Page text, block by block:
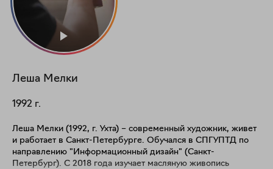
Леша Мелки
1992 г.
Леша Мелки (1992, г. Ухта) – современный художник, живет
и работает в Санкт-Петербурге. Обучался в СПГУПТД по
направлению "Информационный дизайн" (Санкт-
Петербург). С 2018 года изучает масляную живопись